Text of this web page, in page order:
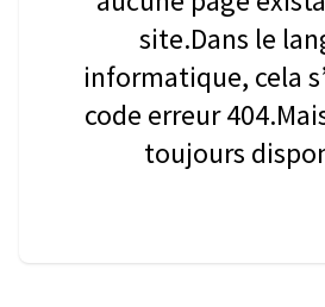
site.Dans le
informatique, cela
code erreur
toujours